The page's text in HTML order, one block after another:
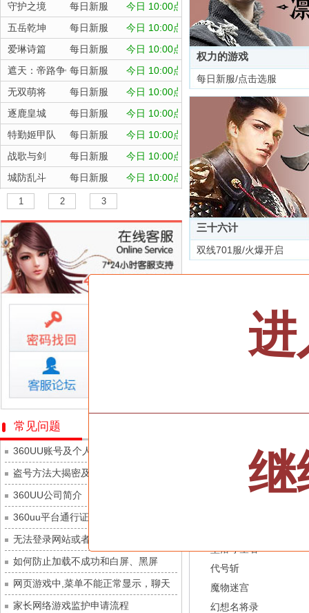
守护之境
每日新服
今日 10:00点
五岳乾坤
每日新服
今日 10:00点
爱琳诗篇
每日新服
今日 10:00点
遮天：帝路争锋每日新服
今日 10:00点
无双萌将
每日新服
今日 10:00点
逐鹿皇城
每日新服
今日 10:00点
特勤姬甲队
每日新服
今日 10:00点
战歌与剑
每日新服
今日 10:00点
城防乱斗
每日新服
今日 10:00点
航海霸业
每日新服
晴空双子
每日新服
今日 10:00点
深渊契约
今日 10:00点
坠落守望者
每日新服
今日 10:00点
正中靶心
每日新服
神兵奇迹
每日新服
微乐捕鱼千炮版
帕瓦勇者传说 每日新服
群英风华录
小小仙王
每日新服
少年名将
每日新服
今日 10:00点
寻龙英雄
魔物迷宫
每日新服
城防三国志
每日新服
九梦仙域
每日新服
豌豆大作战
每日新服
灵魂序章
每日新服
冒险守护
每日新服
今日 10:00点
绝地苍穹
每日新服
今日 10:00点
代号斩
每日新服
今日 10:00点
1 2 3
常见问题
360UU账号及个人资料游戏数据安全
盗号方法大揭密及防范措施？
360UU公司简介
360uu平台通行证用户服务协议和相关
的条款和条件
无法登录网站或者看不到游戏列表的解
决方法
如何防止加载不成功和白屏、黑屏
网页游戏中,菜单不能正常显示，聊天
及其它功能不能正常使用的解决办法
家长网络游戏监护申请流程
权力的游戏
每日新服/点击选服
三十六计
双线701服/火爆开启
仙侠
ABC DEF
天尊传奇
忍术大作战-山海封神
黎明召唤
龙之战歌
坠落守望者
代号斩
魔物迷宫
幻想名将录
进
继